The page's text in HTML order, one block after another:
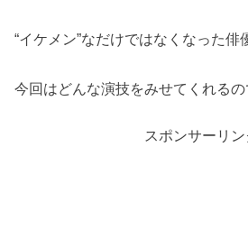
“イケメン”なだけではなくなった俳
今回はどんな演技をみせてくれるの
スポンサーリン